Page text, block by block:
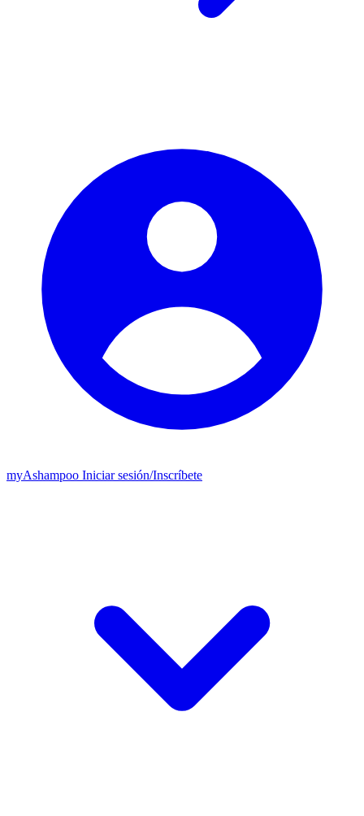
myAshampoo Iniciar sesión/Inscríbete